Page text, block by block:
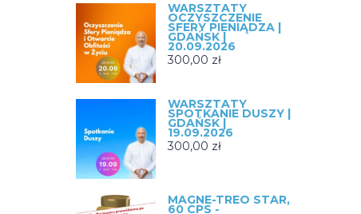
WARSZTATY
OCZYSZCZENIE
SFERY PIENIĄDZA |
GDAŃSK |
20.09.2026
300,00 zł
WARSZTATY
SPOTKANIE DUSZY |
GDAŃSK |
19.09.2026
300,00 zł
MAGNE-TREO STAR,
60 CPS -